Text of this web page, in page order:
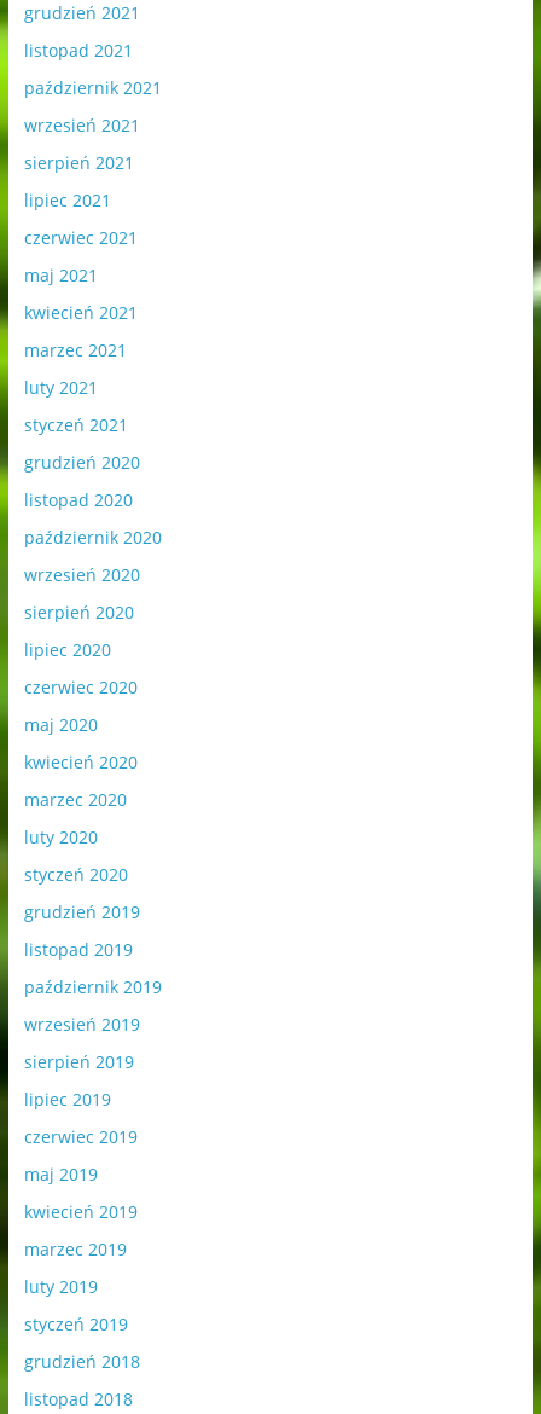
grudzień 2021
listopad 2021
październik 2021
wrzesień 2021
sierpień 2021
lipiec 2021
czerwiec 2021
maj 2021
kwiecień 2021
marzec 2021
luty 2021
styczeń 2021
grudzień 2020
listopad 2020
październik 2020
wrzesień 2020
sierpień 2020
lipiec 2020
czerwiec 2020
maj 2020
kwiecień 2020
marzec 2020
luty 2020
styczeń 2020
grudzień 2019
listopad 2019
październik 2019
wrzesień 2019
sierpień 2019
lipiec 2019
czerwiec 2019
maj 2019
kwiecień 2019
marzec 2019
luty 2019
styczeń 2019
grudzień 2018
listopad 2018